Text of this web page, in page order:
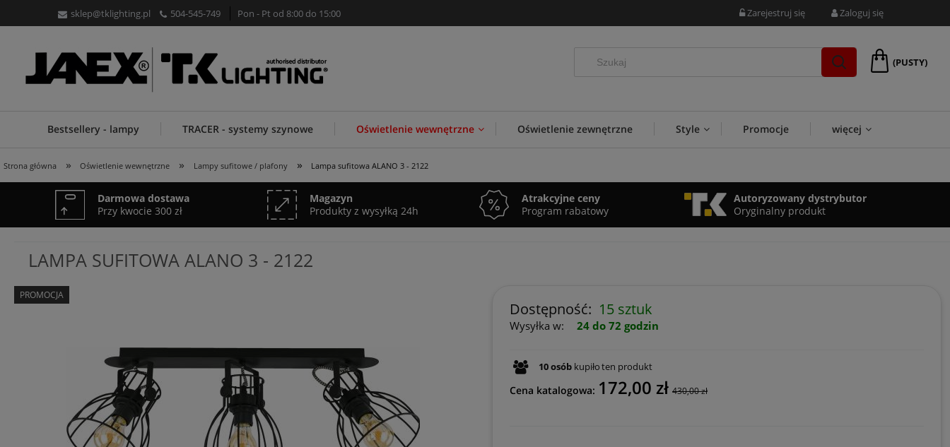
sklep@tklighting.pl 504-545-749 Pon - Pt od 8:00 do 15:00 Zarejestruj się Zaloguj się
(PUSTY)
Bestsellery - lampy TRACER - systemy szynowe Oświetlenie wewnętrzne Oświetlenie zewnętrzne Style Promocje więcej
Strona główna » Oświetlenie wewnętrzne » Lampy sufitowe / plafony » Lampa sufitowa ALANO 3 - 2122
Darmowa dostawa
Przy kwocie 300 zł
Magazyn
Produkty z wysyłką 24h
Atrakcyjne ceny
Program rabatowy
Autoryzowany dystrybutor
Oryginalny produkt
LAMPA SUFITOWA ALANO 3 - 2122
PROMOCJA
Dostępność: 15 sztuk
Wysyłka w: 24 do 72 godzin
10osób kupiłoten produkt
Cena katalogowa: 172,00 zł 430,00 zł